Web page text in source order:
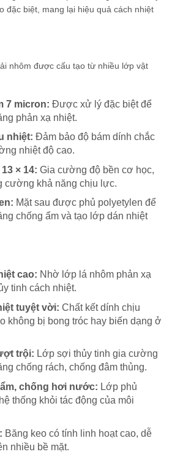
đặc biệt, mang lại hiệu quả cách nhiệt
nhôm được cấu tạo từ nhiều lớp vật
7 micron: Được xử lý đặc biệt để
phản xạ nhiệt.
nhiệt: Đảm bảo độ bám dính chắc
nhiệt độ cao.
× 14: Gia cường độ bền cơ học,
cường khả năng chịu lực.
Mặt sau được phủ polyetylen để
chống ẩm và tạo lớp dán nhiệt
cao: Nhờ lớp lá nhôm phản xạ
tinh cách nhiệt.
tuyệt vời: Chất kết dính chịu
không bị bong tróc hay biến dạng ở
trội: Lớp sợi thủy tinh gia cường
chống rách, chống đâm thủng.
chống hơi nước: Lớp phủ
thống khỏi tác động của môi
Băng keo có tính linh hoạt cao, dễ
nhiều bề mặt.